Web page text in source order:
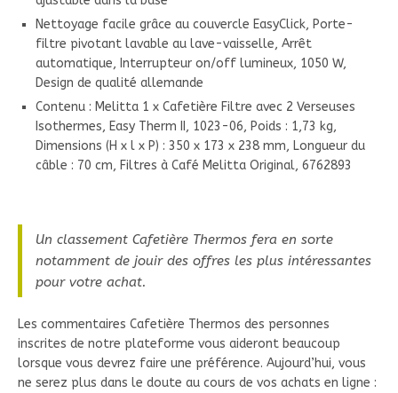
Nettoyage facile grâce au couvercle EasyClick, Porte-
filtre pivotant lavable au lave-vaisselle, Arrêt
automatique, Interrupteur on/off lumineux, 1050 W,
Design de qualité allemande
Contenu : Melitta 1 x Cafetière Filtre avec 2 Verseuses
Isothermes, Easy Therm II, 1023-06, Poids : 1,73 kg,
Dimensions (H x l x P) : 350 x 173 x 238 mm, Longueur du
câble : 70 cm, Filtres à Café Melitta Original, 6762893
Un classement Cafetière Thermos fera en sorte
notamment de jouir des offres les plus intéressantes
pour votre achat.
Les commentaires Cafetière Thermos des personnes
inscrites de notre plateforme vous aideront beaucoup
lorsque vous devrez faire une préférence. Aujourd’hui, vous
ne serez plus dans le doute au cours de vos achats en ligne :